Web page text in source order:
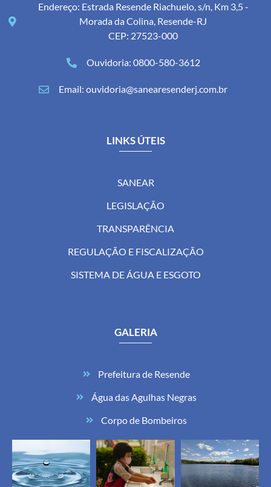
Endereço: Estrada Resende Riachuelo, s/n, Km 3,5 -
Morada da Colina, Resende-RJ
CEP: 27523-000
Ouvidoria: 0800-580-3612
Email: ouvidoria@sanearesenderj.com.br
LINKS ÚTEIS
SANEAR
LEGISLAÇÃO
TRANSPARÊNCIA
REGULAÇÃO E FISCALIZAÇÃO
SISTEMA DE ÁGUA E ESGOTO
GALERIA
Prefeitura de Resende
Água das Agulhas Negras
Corpo de Bombeiros